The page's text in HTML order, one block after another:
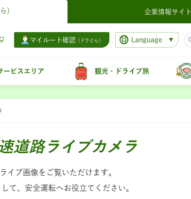
） 企業情報サイト
マイルート確認 （ドラとら） Language
ービスエリア 観光・ドライブ旅
道路ライブカメラ
イブ画像をご覧いただけます。
て、安全運転へお役立てください。